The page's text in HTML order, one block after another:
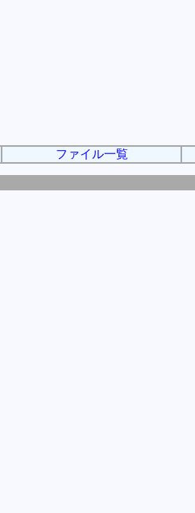
ファイル一覧